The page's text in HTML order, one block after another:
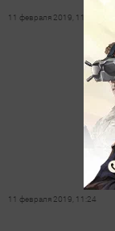
11 февраля 2019, 11:33
11 февраля 2019, 11:24